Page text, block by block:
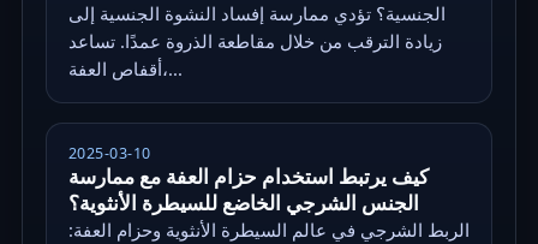
الجنسية؟ تؤدي ممارسة إفساد النشوة الجنسية إلى
زيادة الترقب من خلال مقاطعة الذروة عمدًا. تساعد
أقفاص العفة،...
2025-03-10
كيف يرتبط استخدام حزام العفة مع ممارسة
الجنس الشرجي الخاضع للسيطرة الأنثوية؟
الربط الشرجي في عالم السيطرة الأنثوية وحزام العفة: